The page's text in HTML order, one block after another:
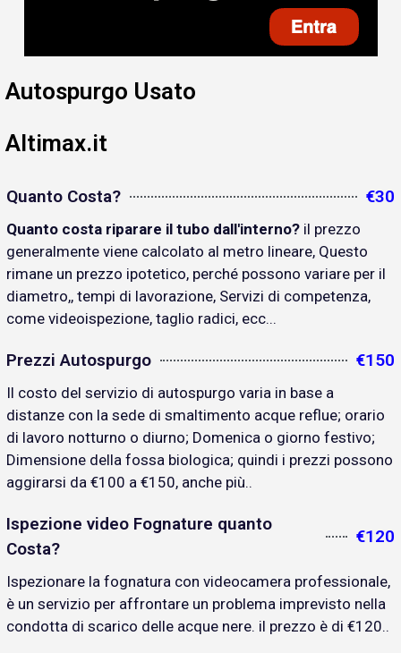
Autospurgo Usato
Altimax.it
Quanto Costa? €30
Quanto costa riparare il tubo dall'interno? il prezzo
generalmente viene calcolato al metro lineare, Questo
rimane un prezzo ipotetico, perché possono variare per il
diametro,, tempi di lavorazione, Servizi di competenza,
come videoispezione, taglio radici, ecc...
Prezzi Autospurgo €150
Il costo del servizio di autospurgo varia in base a
distanze con la sede di smaltimento acque reflue; orario
di lavoro notturno o diurno; Domenica o giorno festivo;
Dimensione della fossa biologica; quindi i prezzi possono
aggirarsi da €100 a €150, anche più..
Ispezione video Fognature quanto
Costa?
€120
Ispezionare la fognatura con videocamera professionale,
è un servizio per affrontare un problema imprevisto nella
condotta di scarico delle acque nere. il prezzo è di €120..